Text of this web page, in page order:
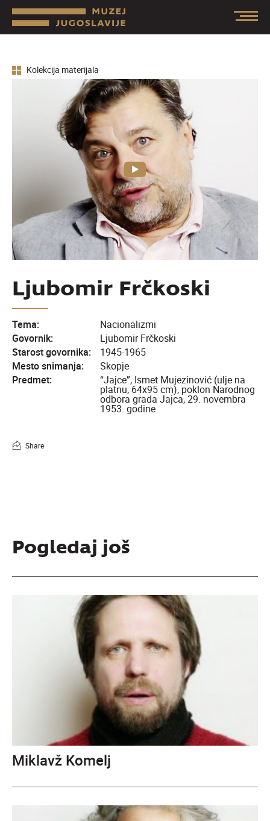
Kolekcija materijala
Ljubomir Frčkoski
Tema:
Nacionalizmi
Govornik:
Ljubomir Frčkoski
Starost govornika:
1945-1965
Mesto snimanja:
Skopje
Predmet:
“Jajce”, Ismet Mujezinović (ulje na
platnu, 64x95 cm), poklon Narodnog
odbora grada Jajca, 29. novembra
1953. godine
Share
Pogledaj još
Miklavž Komelj